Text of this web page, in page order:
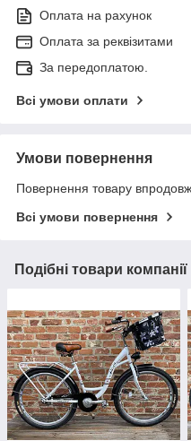
Оплата на рахунок
Оплата за реквізитами
За передоплатою.
Всі умови оплати
Умови повернення
Повернення товару
Всі умови повернення
Подібні товари компанії